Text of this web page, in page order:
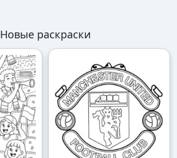
Новые раскраски